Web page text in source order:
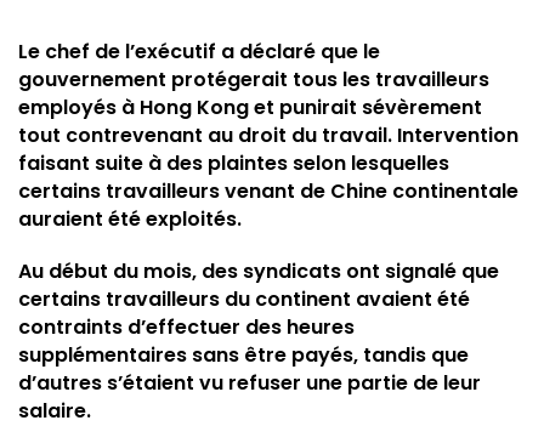
Le chef de l’exécutif a déclaré que le
gouvernement protégerait tous les travailleurs
employés à Hong Kong et punirait sévèrement
tout contrevenant au droit du travail. Intervention
faisant suite à des plaintes selon lesquelles
certains travailleurs venant de Chine continentale
auraient été exploités.
Au début du mois, des syndicats ont signalé que
certains travailleurs du continent avaient été
contraints d’effectuer des heures
supplémentaires sans être payés, tandis que
d’autres s’étaient vu refuser une partie de leur
salaire.